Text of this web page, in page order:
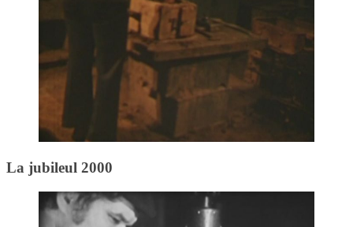
La jubileul 2000